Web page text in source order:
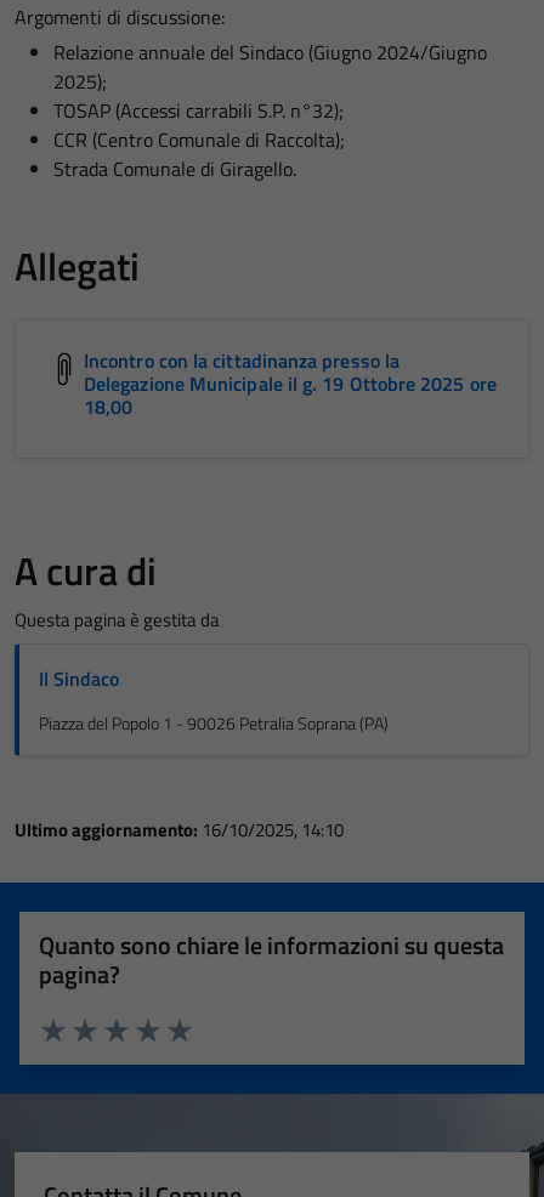
Argomenti di discussione:
Relazione annuale del Sindaco (Giugno 2024/Giugno
2025);
TOSAP (Accessi carrabili S.P. n°32);
CCR (Centro Comunale di Raccolta);
Strada Comunale di Giragello.
Allegati
Incontro con la cittadinanza presso la
Delegazione Municipale il g. 19 Ottobre 2025 ore
18,00
A cura di
Questa pagina è gestita da
Il Sindaco
Piazza del Popolo 1 - 90026 Petralia Soprana (PA)
Ultimo aggiornamento: 16/10/2025, 14:10
Quanto sono chiare le informazioni su questa
pagina?
Valuta 5 stelle su 5
Valuta 4 stelle su 5
Valuta 3 stelle su 5
Valuta 2 stelle su 5
Valuta 1 stelle su 5